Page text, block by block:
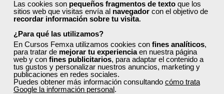
Las cookies son pequeños fragmentos de texto que los
sitios web que visitas envía al navegador con el objetivo de
recordar información sobre tu visita.
¿Para qué las utilizamos?
En Cursos Femxa utilizamos cookies con fines analíticos,
para tratar de mejorar tu experienciaen nuestra página
web y con fines publicitarios, para adaptar el contenido a
tus gustos y personalizar nuestros anuncios, marketing y
publicaciones en redes sociales.
Puedes obtener más información consultando cómo trata
Google la información personal.
0
40% DTO.
Descuentos especiales